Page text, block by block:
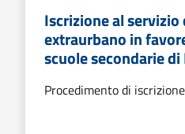
Iscrizione al
extraurbano in
scuole secondarie
Procedimento di